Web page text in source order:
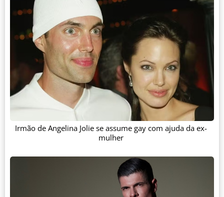
Irmão de Angelina Jolie se assume gay com ajuda da ex-
mulher